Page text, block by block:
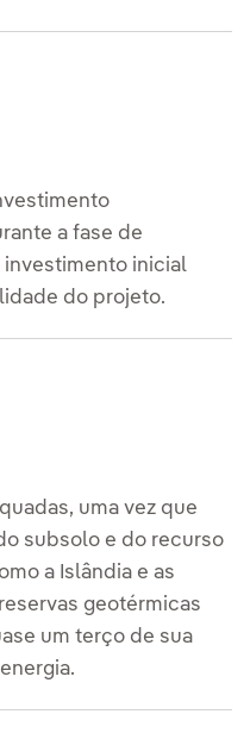
a fase de
investimento inicial
do projeto.
uma vez que
subsolo e do recurso
a Islândia e as
geotérmicas
um terço de sua